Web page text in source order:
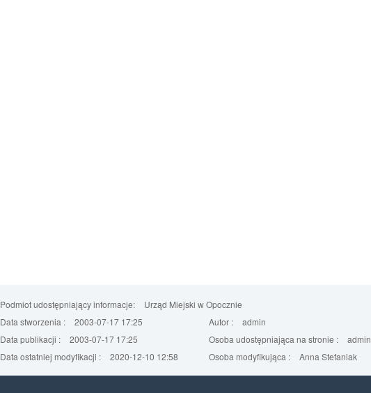
Podmiot udostępniający informacje:
Urząd Miejski w Opocznie
Data stworzenia :
2003-07-17 17:25 Autor :
admin
Data publikacji :
2003-07-17 17:25 Osoba udostępniająca na stronie :
admin
Data ostatniej modyfikacji :
2020-12-10 12:58 Osoba modyfikująca : Anna Stefaniak